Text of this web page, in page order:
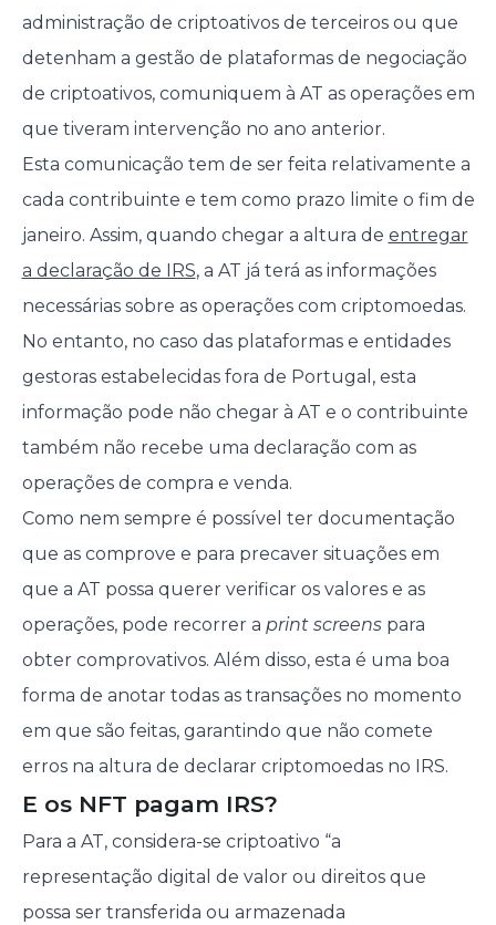
administração de criptoativos de terceiros ou que
detenham a gestão de plataformas de negociação
de criptoativos, comuniquem à AT as operações em
que tiveram intervenção no ano anterior.
Esta comunicação tem de ser feita relativamente a
cada contribuinte e tem como prazo limite o fim de
janeiro. Assim, quando chegar a altura de entregar
a declaração de IRS, a AT já terá as informações
necessárias sobre as operações com criptomoedas.
No entanto, no caso das plataformas e entidades
gestoras estabelecidas fora de Portugal, esta
informação pode não chegar à AT e o contribuinte
também não recebe uma declaração com as
operações de compra e venda.
Como nem sempre é possível ter documentação
que as comprove e para precaver situações em
que a AT possa querer verificar os valores e as
operações, pode recorrer a print screenspara
obter comprovativos. Além disso, esta é uma boa
forma de anotar todas as transações no momento
em que são feitas, garantindo que não comete
erros na altura de declarar criptomoedas no IRS.
E os NFT pagam IRS?
Para a AT, considera-se criptoativo “a
representação digital de valor ou direitos que
possa ser transferida ou armazenada